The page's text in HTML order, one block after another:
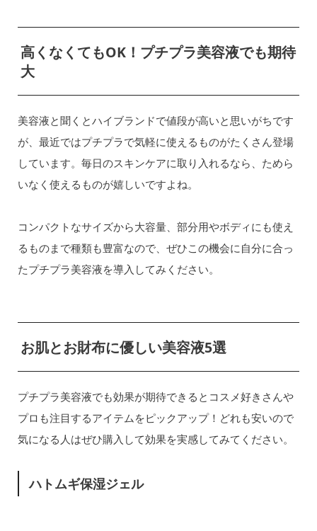
高くなくてもOK！プチプラ美容液でも期待
大
美容液と聞くとハイブランドで値段が高いと思いがちです
が、最近ではプチプラで気軽に使えるものがたくさん登場
しています。毎日のスキンケアに取り入れるなら、ためら
いなく使えるものが嬉しいですよね。
コンパクトなサイズから大容量、部分用やボディにも使え
るものまで種類も豊富なので、ぜひこの機会に自分に合っ
たプチプラ美容液を導入してみください。
お肌とお財布に優しい美容液5選
プチプラ美容液でも効果が期待できるとコスメ好きさんや
プロも注目するアイテムをピックアップ！どれも安いので
気になる人はぜひ購入して効果を実感してみてください。
ハトムギ保湿ジェル